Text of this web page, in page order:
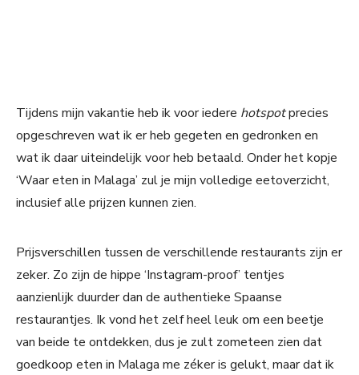
Tijdens mijn vakantie heb ik voor iedere hotspotprecies
opgeschreven wat ik er heb gegeten en gedronken en
wat ik daar uiteindelijk voor heb betaald. Onder het kopje
‘Waar eten in Malaga’ zul je mijn volledige eetoverzicht,
inclusief alle prijzen kunnen zien.
Prijsverschillen tussen de verschillende restaurants zijn er
zeker. Zo zijn de hippe ‘Instagram-proof’ tentjes
aanzienlijk duurder dan de authentieke Spaanse
restaurantjes. Ik vond het zelf heel leuk om een beetje
van beide te ontdekken, dus je zult zometeen zien dat
goedkoop eten in Malaga me zéker is gelukt, maar dat ik